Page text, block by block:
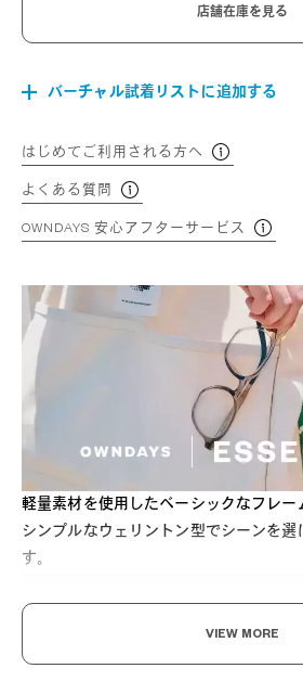
店舗在庫を見る
バーチャル試着リストに追加する
はじめてご利用される方へ
よくある質問
OWNDAYS 安心アフターサービス
軽量素材を使用したベーシックなフレー
シンプルなウェリントン型でシーンを選
す。
VIEW MORE